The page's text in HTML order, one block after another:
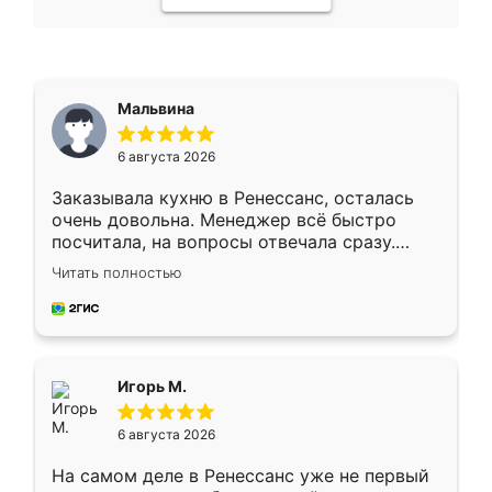
Мальвина
6 августа 2026
Заказывала кухню в Ренессанс, осталась
очень довольна. Менеджер всё быстро
посчитала, на вопросы отвечала сразу.
Замерщик приехал в субботу, подошёл к
делу со всей ответственностью. Собрали
за день, ребята работали аккуратно, даже
Читать полностью
Игорь М.
6 августа 2026
На самом деле в Ренессанс уже не первый